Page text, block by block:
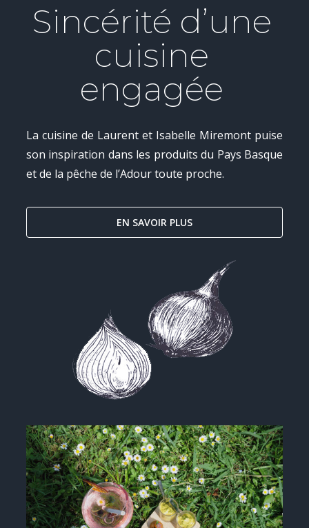
Sincérité d’une
cuisine
engagée
La cuisine de Laurent et Isabelle Miremont puise
son inspiration dans les produits du Pays Basque
et de la pêche de l’Adour toute proche.
EN SAVOIR PLUS